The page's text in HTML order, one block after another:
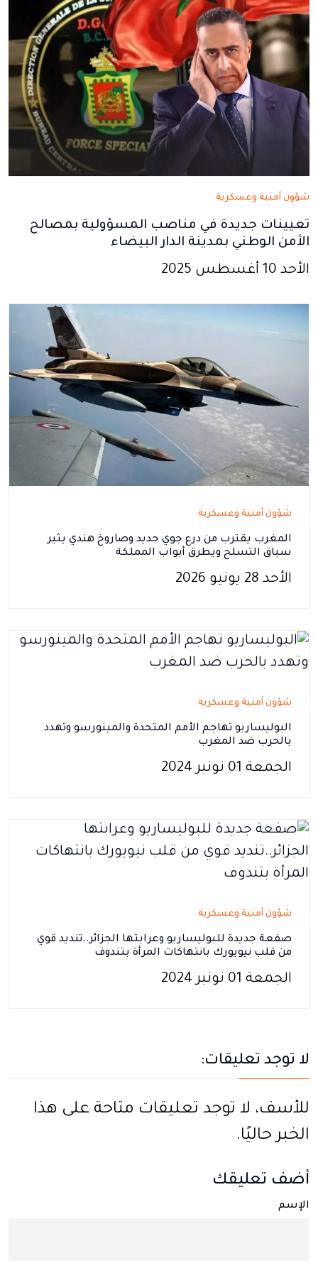
شؤون أمنية وعسكرية
تعيينات جديدة في مناصب المسؤولية بمصالح
الأمن الوطني بمدينة الدار البيضاء
الأحد 10 أغسطس 2025
شؤون أمنية وعسكرية
المغرب يقترب من درع جوي جديد وصاروخ هندي يثير
سباق التسلح ويطرق أبواب المملكة
الأحد 28 يونيو 2026
شؤون أمنية وعسكرية
البوليساريو تهاجم الأمم المتحدة والمينورسو وتهدد
بالحرب ضد المغرب
الجمعة 01 نونبر 2024
شؤون أمنية وعسكرية
صفعة جديدة للبوليساريو وعرابتها الجزائر..تنديد قوي
من قلب نيويورك بانتهاكات المرأة بتندوف
الجمعة 01 نونبر 2024
لا توجد تعليقات:
للأسف، لا توجد تعليقات متاحة على هذا
الخبر حاليًا.
أضف تعليقك
الإسم